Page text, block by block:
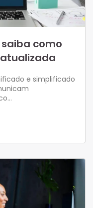
como
e simplificado